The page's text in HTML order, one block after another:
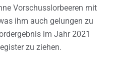
Vorschusslorbeeren mit
ihm auch gelungen zu
im Jahr 2021
zu ziehen.